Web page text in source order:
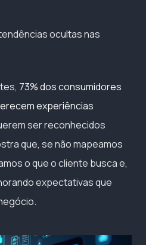
ocultas nas
73% dos consumidores
experiências
ser reconhecidos
que, se não mapeamos
o que o cliente busca e,
expectativas que